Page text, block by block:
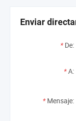
Enviar
* De:
*A:
* Mensaje: